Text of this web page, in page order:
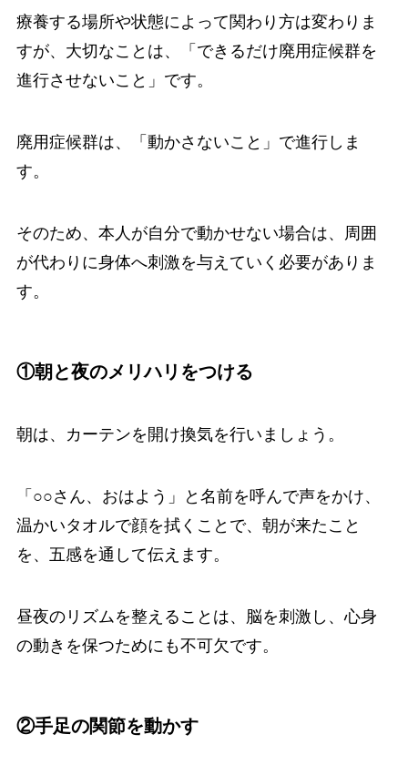
療養する場所や状態によって関わり方は変わりま
すが、大切なことは、「できるだけ廃用症候群を
進行させないこと」です。
廃用症候群は、「動かさないこと」で進行しま
す。
そのため、本人が自分で動かせない場合は、周囲
が代わりに身体へ刺激を与えていく必要がありま
す。
①朝と夜のメリハリをつける
朝は、カーテンを開け換気を行いましょう。
「○○さん、おはよう」と名前を呼んで声をかけ、
温かいタオルで顔を拭くことで、朝が来たこと
を、五感を通して伝えます。
昼夜のリズムを整えることは、脳を刺激し、心身
の動きを保つためにも不可欠です。
②手足の関節を動かす